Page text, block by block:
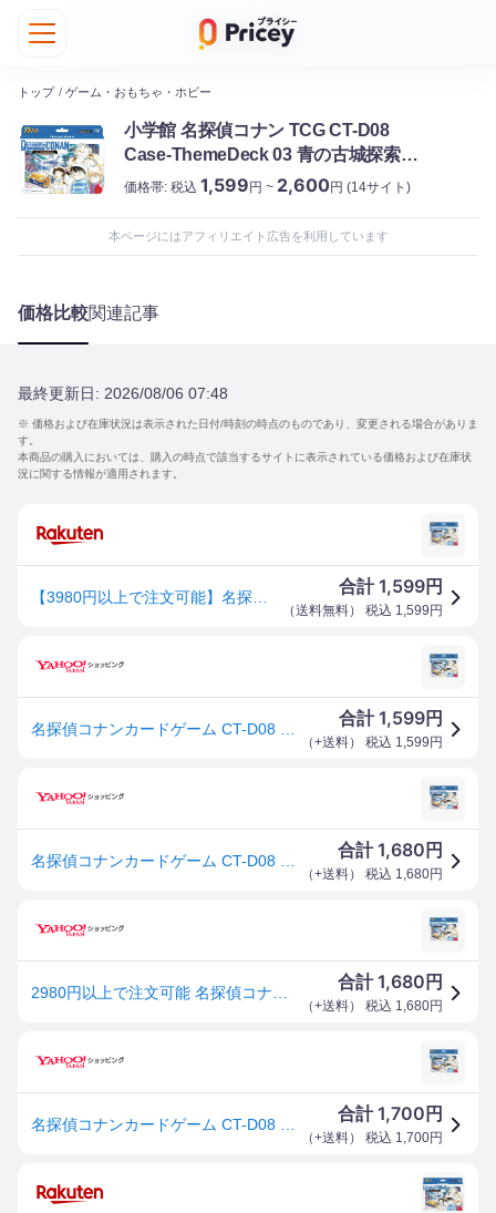
トップ / ゲーム・おもちゃ・ホビー
小学館 名探偵コナン TCG CT-D08
Case-ThemeDeck 03 青の古城探索事
件
価格帯: 税込 1,599円 ~ 2,600円 (14サイト)
本ページにはアフィリエイト広告を利用しています
価格比較関連記事
最終更新日: 2026/08/06 07:48
※ 価格および在庫状況は表示された日付/時刻の時点のものであり、変更される場合がありま
す。
本商品の購入においては、購入の時点で該当するサイトに表示されている価格および在庫状
況に関する情報が適用されます。
合計1,599円
（送料無料） 税込 1,599 円
合計1,599円
（+送料） 税込 1,599 円
合計1,680 円
（+送料） 税込 1,680円
合計1,680 円
（+送料） 税込 1,680円
合計1,700 円
（+送料） 税込 1,700円